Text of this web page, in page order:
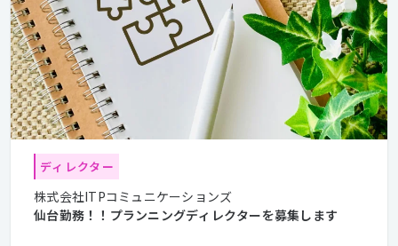
ディレクター
株式会社ITPコミュニケーションズ
仙台勤務！！プランニングディレクターを募集します